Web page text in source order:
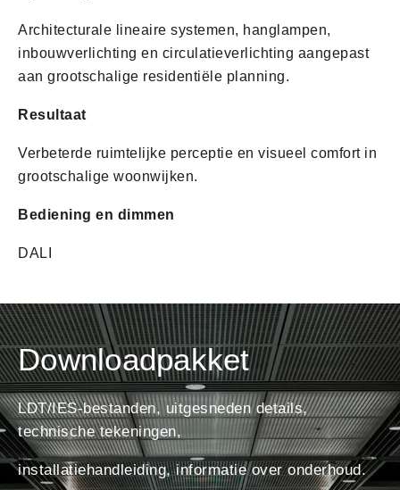
Architecturale lineaire systemen, hanglampen,
inbouwverlichting en circulatieverlichting aangepast
aan grootschalige residentiële planning.
Resultaat
Verbeterde ruimtelijke perceptie en visueel comfort in
grootschalige woonwijken.
Bediening en dimmen
DALI
Downloadpakket
LDT/IES-bestanden, uitgesneden details,
technische tekeningen,
installatiehandleiding, informatie over onderhoud.